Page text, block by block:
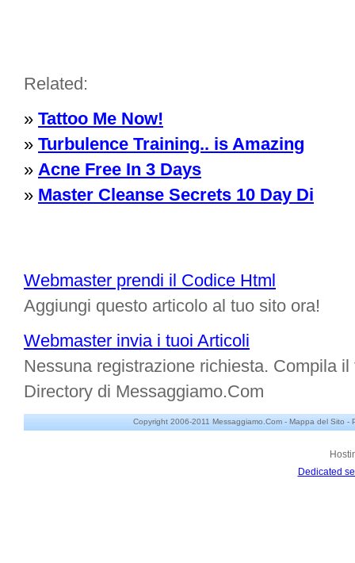
Related:
» Tattoo Me Now!
» Turbulence Training.. is Amazing
» Acne Free In 3 Days
» Master Cleanse Secrets 10 Day Di
Webmaster prendi il Codice Html
Aggiungi questo articolo al tuo sito ora!
Webmaster invia i tuoi Articoli
Nessuna registrazione richiesta. Compila
Directory di Messaggiamo.Com
Copyright 2006-2011 Messaggiamo.Com - Mappa del Sito -
Dedicated